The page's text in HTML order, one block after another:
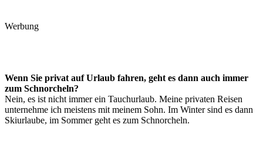
Werbung
Wenn Sie privat auf Urlaub fahren, geht es dann auch immer
zum Schnorcheln?
Nein, es ist nicht immer ein Tauchurlaub. Meine privaten Reisen
unternehme ich meistens mit meinem Sohn. Im Winter sind es dann
Skiurlaube, im Sommer geht es zum Schnorcheln.